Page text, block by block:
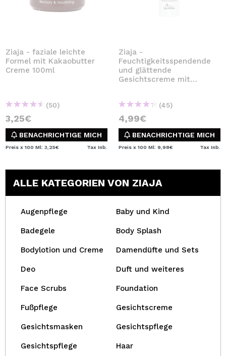
Ziaja - faziale leichte
Formel mit Kakaobutter
Creme 100ml
(50)
3,25€
BENACHRICHTIGE MICH
Preis x 100 Ml: 3,25€ Tax Inb.
Ziaja -
Feuchtigkeitsspendende
und glättende
Gesichtscreme mit
(45)
4,99€
BENACHRICHTIGE MICH
Preis x 100 Ml: 9,98€ Tax Inb.
ALLE KATEGORIEN VON ZIAJA
Augenpflege Baby und Kind
Badegele Body Splash
Bodylotion und Creme Damendüfte und Sets
Deo Duft und weiteres
Face Scrubs Foundation
Fußpflege Gesichtscreme
Gesichtsmasken Gesichtspflege
Gesichtspflege Haar